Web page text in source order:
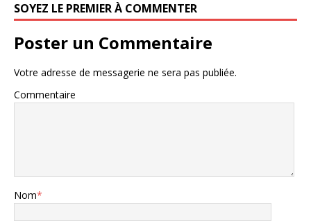
SOYEZ LE PREMIER À COMMENTER
Poster un Commentaire
Votre adresse de messagerie ne sera pas publiée.
Commentaire
Nom*